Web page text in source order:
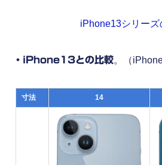
iPhone13シリーズ
・iPhone13との比較。（iPhone
寸法 14